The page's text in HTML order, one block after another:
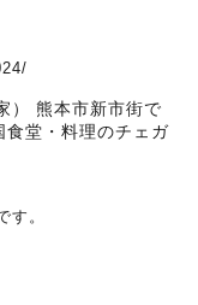
） 熊本市新市街で
食堂・料理のチェガ
す。